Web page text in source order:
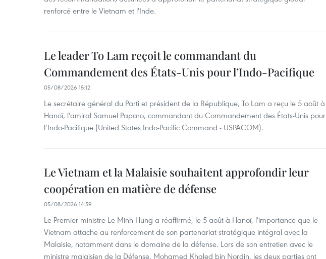
renforcé entre le Vietnam et l'Inde.
Le leader To Lam reçoit le commandant du
Commandement des États-Unis pour l’Indo-Pacifique
05/08/2026 15:12
Le secrétaire général du Parti et président de la République, To Lam a reçu le 5 août à
Hanoï, l'amiral Samuel Paparo, commandant du Commandement des États-Unis pour
l’Indo-Pacifique (United States Indo-Pacific Command - USPACOM).
Le Vietnam et la Malaisie souhaitent approfondir leur
coopération en matière de défense
05/08/2026 14:59
Le Premier ministre Le Minh Hung a réaffirmé, le 5 août à Hanoï, l'importance que le
Vietnam attache au renforcement de son partenariat stratégique intégral avec la
Malaisie, notamment dans le domaine de la défense. Lors de son entretien avec le
ministre malaisien de la Défense, Mohamed Khaled bin Nordin, les deux parties ont